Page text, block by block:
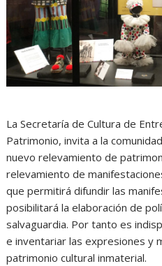
La Secretaría de Cultura de
Patrimonio, invita a la
nuevo relevamiento de
relevamiento de
que permitirá difundir las
posibilitará la elaboración de
salvaguardia. Por tanto es
e inventariar las expresiones y
patrimonio cultural inmaterial.